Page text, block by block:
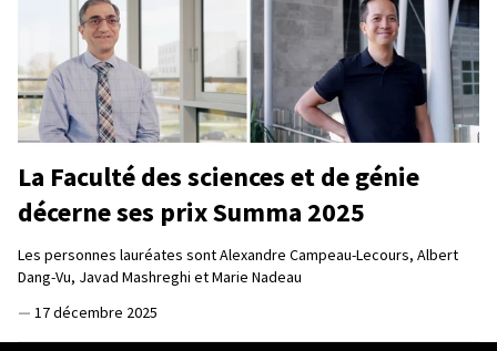
La Faculté des sciences et de génie
décerne ses prix Summa 2025
Les personnes lauréates sont Alexandre Campeau-Lecours, Albert
Dang-Vu, Javad Mashreghi et Marie Nadeau
— 17 décembre 2025